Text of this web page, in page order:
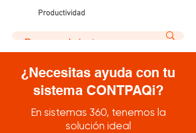
Productividad
¿Necesitas ayuda con tu
sistema CONTPAQi?
En sistemas 360, tenemos la
solución ideal